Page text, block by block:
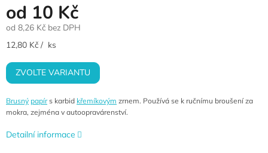
od 10 Kč
od 8,26 Kč bez DPH
Měrná
12,80 Kč / ks
ZVOLTE VARIANTU
Brusný papírs karbid křemíkovým zrnem. Používá se k ručnímu broušení za
mokra, zejména v autoopravárenství.
Detailní informace